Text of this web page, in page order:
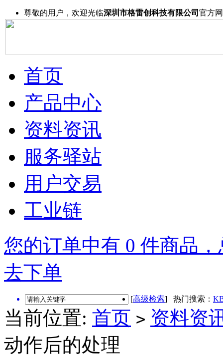
尊敬的用户，欢迎光临深圳市格雷创科技有限公司 官方
首页
产品中心
资料资讯
服务驿站
用户交易
工业链
您的订单中有 0 件商品
去下单
[高级检索] 热门搜索：
当前位置: 首页 > 资料资
动作后的处理